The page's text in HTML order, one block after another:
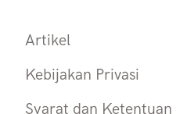
Artikel
Kebijakan Privasi
Syarat dan Ketentuan